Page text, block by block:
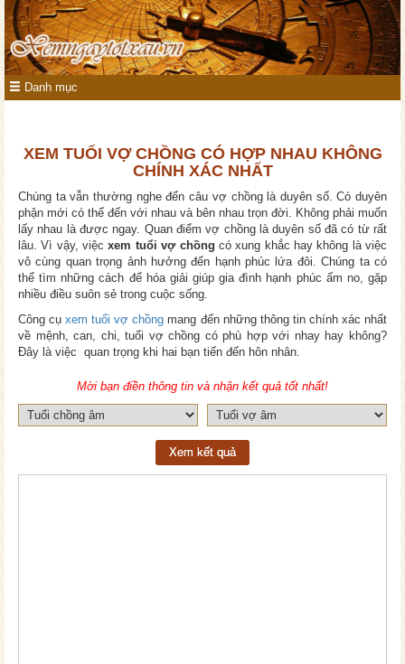
Danh mục
XEM TUỔI VỢ CHỒNG CÓ HỢP NHAU KHÔNG
CHÍNH XÁC NHẤT
Chúng ta vẫn thường nghe đến câu vợ chồng là duyên số. Có duyên
phận mới có thể đến với nhau và bên nhau trọn đời. Không phải muốn
lấy nhau là được ngay. Quan điểm vợ chồng là duyên số đã có từ rất
lâu. Vì vậy, việcxem tuổi vợ chồng có xung khắc hay không là việc
vô cùng quan trọng ảnh hưởng đến hạnh phúc lứa đôi. Chúng ta có
thể tìm những cách để hóa giải giúp gia đình hạnh phúc ấm no, gặp
nhiều điều suôn sẻ trong cuộc sống.
Công cụxem tuổi vợ chồng mang đến những thông tin chính xác nhất
về mệnh, can, chi, tuổi vợ chồng có phù hợp với nhay hay không?
Đây là việc quan trọng khi hai bạn tiến đến hôn nhân.
Mời bạn điền thông tin và nhận kết quả tốt nhất!
Xem kết quả